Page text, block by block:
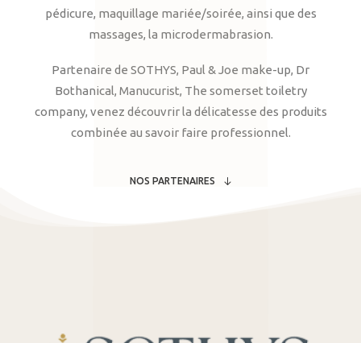
pédicure, maquillage mariée/soirée, ainsi que des
massages, la microdermabrasion.
Partenaire de SOTHYS, Paul & Joe make-up, Dr
Bothanical, Manucurist, The somerset toiletry
company, venez découvrir la délicatesse des produits
combinée au savoir faire professionnel.
NOS PARTENAIRES